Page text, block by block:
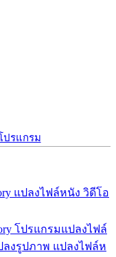
ปรแกรม
แปลงไฟล์หนัง วิดีโอ
โปรแกรมแปลงไฟล์
ลงรูปภาพ แปลงไฟล์ห